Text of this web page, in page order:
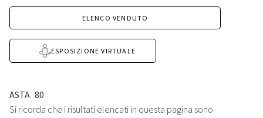
ELENCO VENDUTO
ESPOSIZIONE VIRTUALE
ASTA 80
Si ricorda che i risultati elencati in questa pagina sono